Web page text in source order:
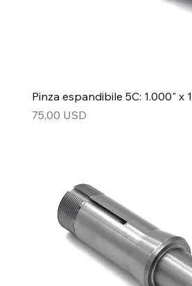
Pinza espandibile 5C: 1.000" x
Prezzo
75,00 USD